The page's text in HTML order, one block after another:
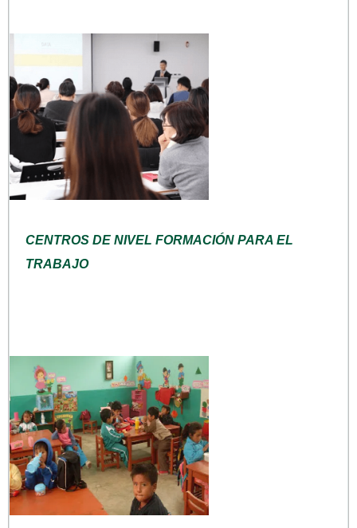
CENTROS DE NIVEL FORMACIÓN PARA EL
TRABAJO